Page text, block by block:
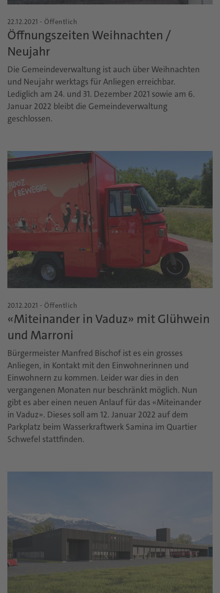
22.12.2021 - Öffentlich
Öffnungszeiten Weihnachten /
Neujahr
Die Gemeindeverwaltung ist auch über Weihnachten
und Neujahr werktags für Anliegen erreichbar.
Lediglich am 24. und 31. Dezember 2021 sowie am 6.
Januar 2022 bleibt die Gemeindeverwaltung
geschlossen.
20.12.2021 - Öffentlich
«Miteinander in Vaduz» mit Glühwein
und Marroni
Bürgermeister Manfred Bischof ist es ein grosses
Anliegen, in Kontakt mit den Einwohnerinnen und
Einwohnern zu kommen. Leider war dies in den
vergangenen Monaten nur beschränkt möglich. Nun
gibt es aber einen neuen Anlauf für das «Miteinander
in Vaduz». Dieses soll am 12. Januar 2022 auf dem
Parkplatz beim Wasserkraftwerk Samina im Quartier
Schwefel stattfinden.